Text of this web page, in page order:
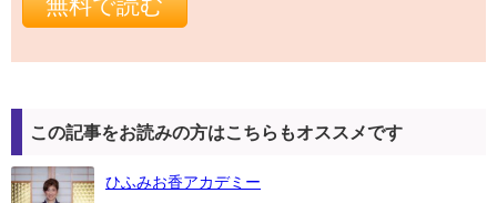
この記事をお読みの方はこちらもオススメです
ひふみお香アカデミー